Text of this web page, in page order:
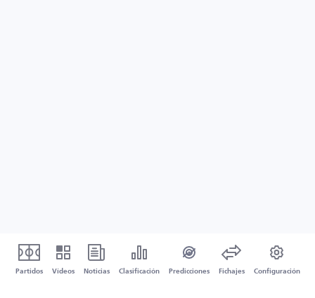
Partidos Vídeos Noticias Clasificación Predicciones Fichajes Configuración